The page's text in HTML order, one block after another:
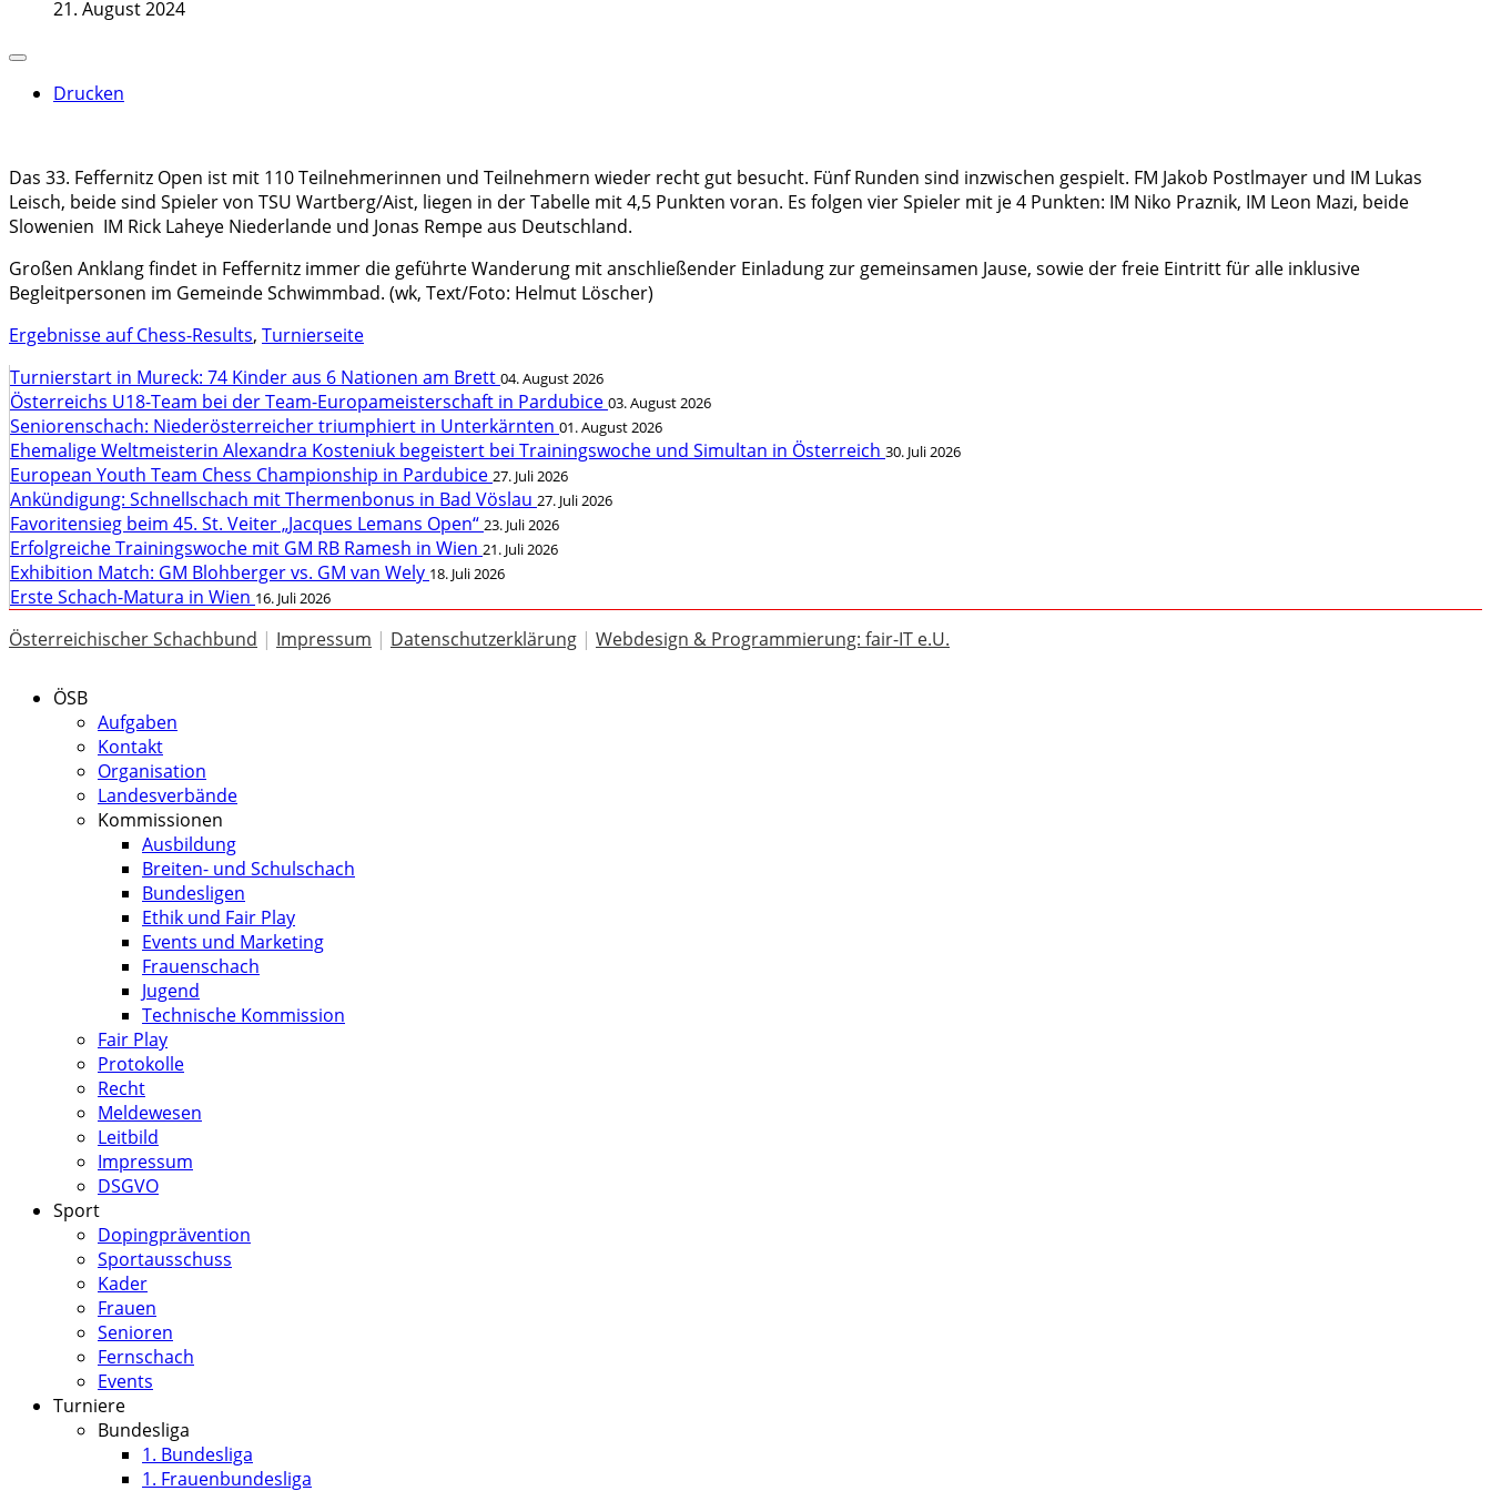
21. August 2024
Drucken
Das 33. Feffernitz Open ist mit 110 Teilnehmerinnen und Teilnehmern wieder recht gut besucht. Fünf Runden sind inzwischen gespielt. FM Jakob Postlmayer und IM Lukas
Leisch, beide sind Spieler von TSU Wartberg/Aist, liegen in der Tabelle mit 4,5 Punkten voran. Es folgen vier Spieler mit je 4 Punkten: IM Niko Praznik, IM Leon Mazi, beide
Slowenien IM Rick Laheye Niederlande und Jonas Rempe aus Deutschland.
Großen Anklang findet in Feffernitz immer die geführte Wanderung mit anschließender Einladung zur gemeinsamen Jause, sowie der freie Eintritt für alle inklusive
Begleitpersonen im Gemeinde Schwimmbad. (wk, Text/Foto: Helmut Löscher)
Ergebnisse auf Chess-Results, Turnierseite
Turnierstart in Mureck: 74 Kinder aus 6 Nationen am Brett 04. August 2026
Österreichs U18-Team bei der Team-Europameisterschaft in Pardubice 03. August 2026
Seniorenschach: Niederösterreicher triumphiert in Unterkärnten 01. August 2026
Ehemalige Weltmeisterin Alexandra Kosteniuk begeistert bei Trainingswoche und Simultan in Österreich 30. Juli 2026
European Youth Team Chess Championship in Pardubice 27. Juli 2026
Ankündigung: Schnellschach mit Thermenbonus in Bad Vöslau 27. Juli 2026
Favoritensieg beim 45. St. Veiter „Jacques Lemans Open“ 23. Juli 2026
Erfolgreiche Trainingswoche mit GM RB Ramesh in Wien 21. Juli 2026
Exhibition Match: GM Blohberger vs. GM van Wely 18. Juli 2026
Erste Schach-Matura in Wien 16. Juli 2026
Österreichischer Schachbund | Impressum | Datenschutzerklärung | Webdesign & Programmierung: fair-IT e.U.
ÖSB
Aufgaben
Kontakt
Organisation
Landesverbände
Kommissionen
Ausbildung
Breiten- und Schulschach
Bundesligen
Ethik und Fair Play
Events und Marketing
Frauenschach
Jugend
Technische Kommission
Fair Play
Protokolle
Recht
Meldewesen
Leitbild
Impressum
DSGVO
Sport
Dopingprävention
Sportausschuss
Kader
Frauen
Senioren
Fernschach
Events
Turniere
Bundesliga
1. Bundesliga
1. Frauenbundesliga